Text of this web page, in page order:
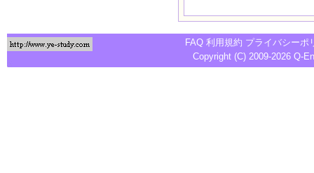
FAQ 利用規約 プライバシーポ
Copyright (C) 2009-2026 Q-